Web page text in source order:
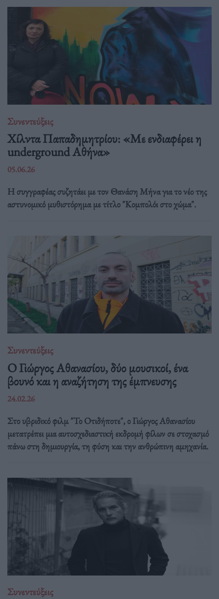
Συνεντεύξεις
Χίλντα Παπαδημητρίου: «Με ενδιαφέρει η
underground Αθήνα»
05.06.26
Η συγγραφέας συζητάει με τον Θανάση Μήνα για το νέο της
αστυνομικό μυθιστόρημα με τίτλο "Κομπολόι στο χώμα".
Συνεντεύξεις
Ο Γιώργος Αθανασίου, δύο μουσικοί, ένα
βουνό και η αναζήτηση της έμπνευσης
24.02.26
Στο υβριδικό φιλμ "Το Οτιδήποτε", ο Γιώργος Αθανασίου
μετατρέπει μια αυτοσχεδιαστική εκδρομή φίλων σε στοχασμό
πάνω στη δημιουργία, τη φύση και την ανθρώπινη αμηχανία.
Συνεντεύξεις